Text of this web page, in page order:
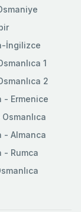
İngilizce
1
2
- Ermenice
- Almanca
- Rumca